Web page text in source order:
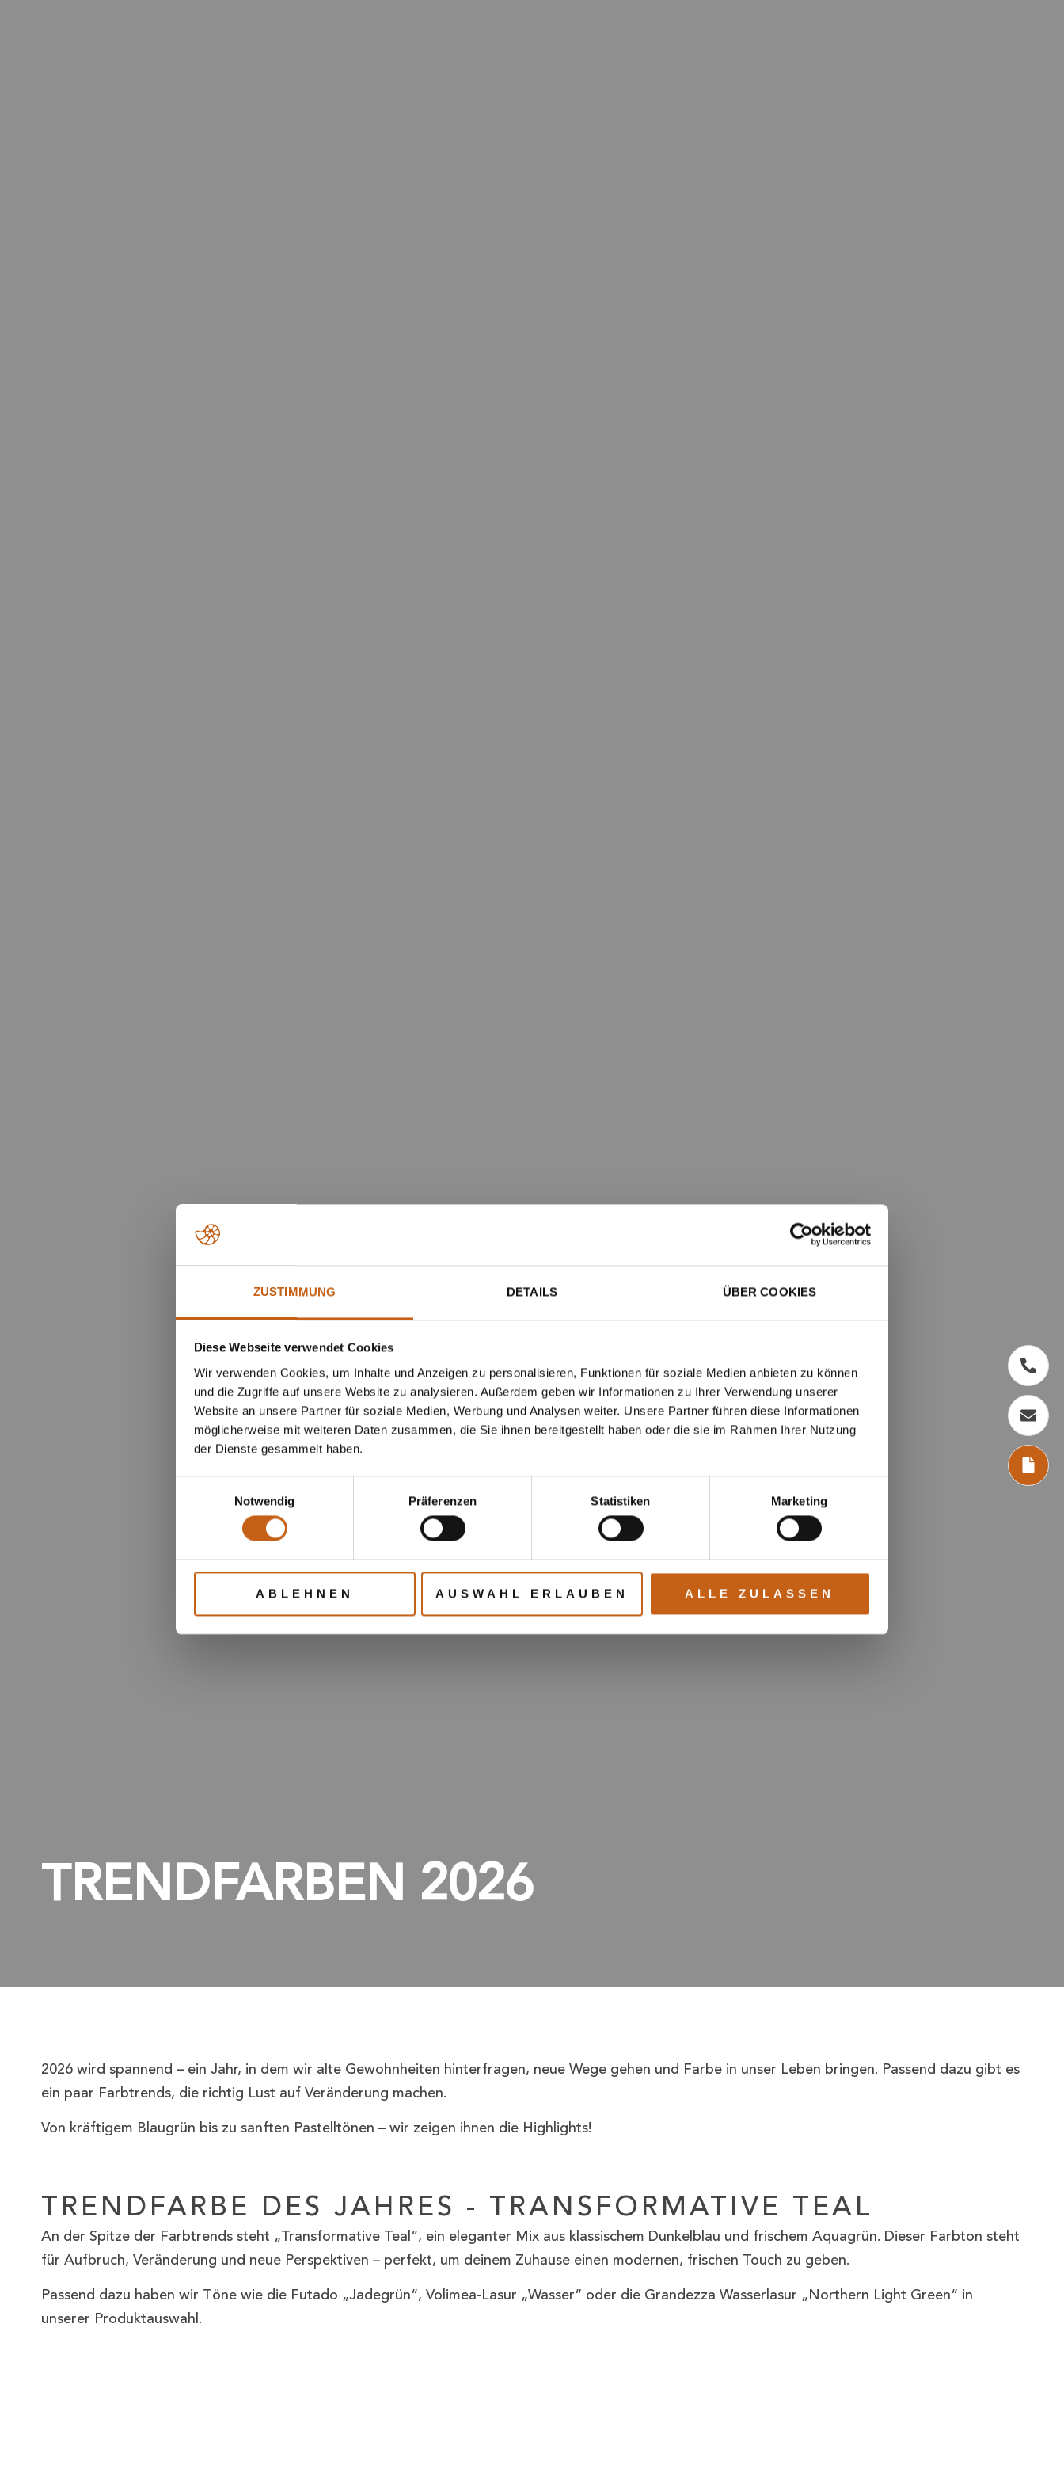
ZUSTIMMUNG DETAILS ÜBER COOKIES
Diese Webseite verwendet Cookies
Wir verwenden Cookies, um Inhalte und Anzeigen zu personalisieren, Funktionen für soziale Medien anbieten zu können
und die Zugriffe auf unsere Website zu analysieren. Außerdem geben wir Informationen zu Ihrer Verwendung unserer
Website an unsere Partner für soziale Medien, Werbung und Analysen weiter. Unsere Partner führen diese Informationen
möglicherweise mit weiteren Daten zusammen, die Sie ihnen bereitgestellt haben oder die sie im Rahmen Ihrer Nutzung
der Dienste gesammelt haben.
Notwendig
Präferenzen Statistiken Marketing
ABLEHNEN AUSWAHL ERLAUBEN ALLE ZULASSEN
TRENDFARBEN 2026
2026 wird spannend – ein Jahr, in dem wir alte Gewohnheiten hinterfragen, neue Wege gehen und Farbe in unser Leben bringen. Passend dazu gibt es
ein paar Farbtrends, die richtig Lust auf Veränderung machen.
Von kräftigem Blaugrün bis zu sanften Pastelltönen – wir zeigen ihnen die Highlights!
TRENDFARBE DES JAHRES - TRANSFORMATIVE TEAL
An der Spitze der Farbtrends steht „Transformative Teal“, ein eleganter Mix aus klassischem Dunkelblau und frischem Aquagrün. Dieser Farbton steht
für Aufbruch, Veränderung und neue Perspektiven – perfekt, um deinem Zuhause einen modernen, frischen Touch zu geben.
Passend dazu haben wir Töne wie die Futado „Jadegrün“, Volimea-Lasur „Wasser“ oder die Grandezza Wasserlasur „Northern Light Green“ in
unserer Produktauswahl.